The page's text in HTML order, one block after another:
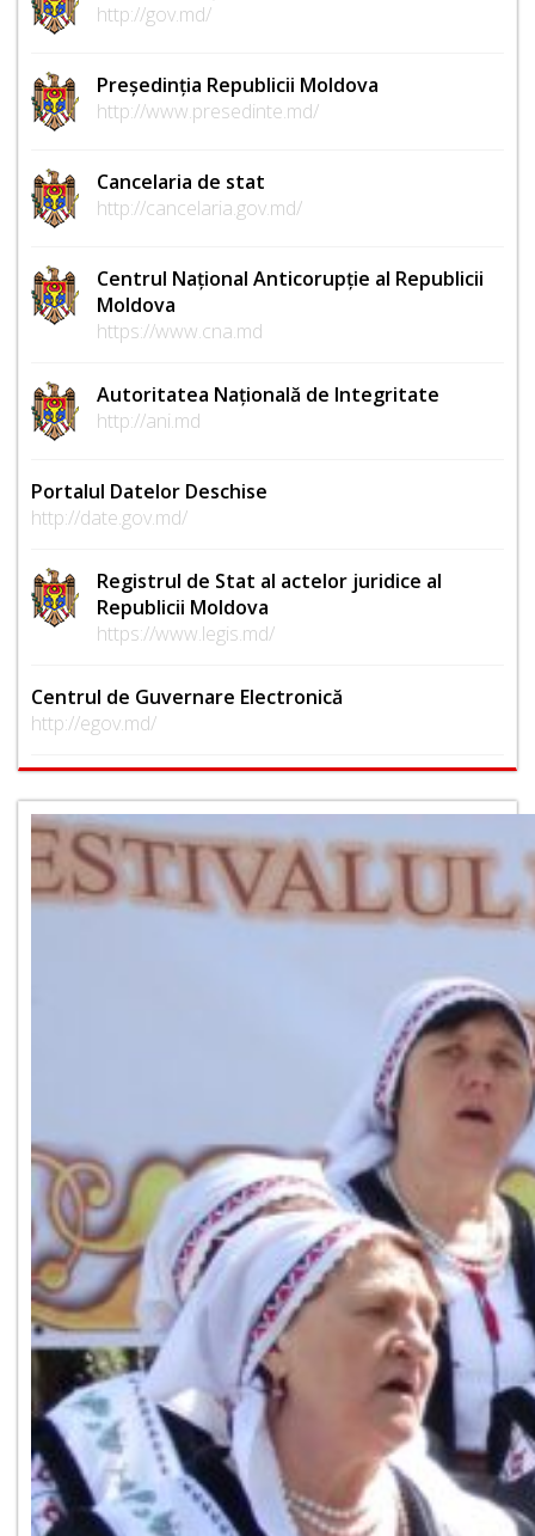
http://gov.md/
Președinția Republicii Moldova
http://www.presedinte.md/
Cancelaria de stat
http://cancelaria.gov.md/
Centrul Național Anticorupție al Republicii
Moldova
https://www.cna.md
Autoritatea Națională de Integritate
http://ani.md
Portalul Datelor Deschise
http://date.gov.md/
Registrul de Stat al actelor juridice al
Republicii Moldova
https://www.legis.md/
Centrul de Guvernare Electronică
http://egov.md/